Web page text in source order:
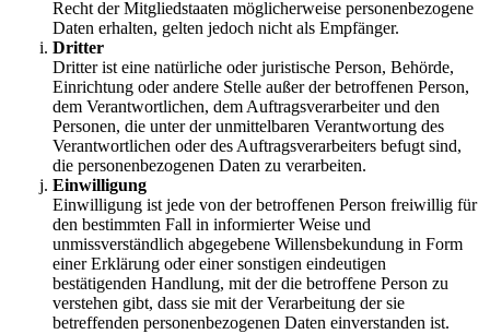
Recht der Mitgliedstaaten möglicherweise personenbezogene
Daten erhalten, gelten jedoch nicht als Empfänger.
Dritter
Dritter ist eine natürliche oder juristische Person, Behörde,
Einrichtung oder andere Stelle außer der betroffenen Person,
dem Verantwortlichen, dem Auftragsverarbeiter und den
Personen, die unter der unmittelbaren Verantwortung des
Verantwortlichen oder des Auftragsverarbeiters befugt sind,
die personenbezogenen Daten zu verarbeiten.
Einwilligung
Einwilligung ist jede von der betroffenen Person freiwillig für
den bestimmten Fall in informierter Weise und
unmissverständlich abgegebene Willensbekundung in Form
einer Erklärung oder einer sonstigen eindeutigen
bestätigenden Handlung, mit der die betroffene Person zu
verstehen gibt, dass sie mit der Verarbeitung der sie
betreffenden personenbezogenen Daten einverstanden ist.